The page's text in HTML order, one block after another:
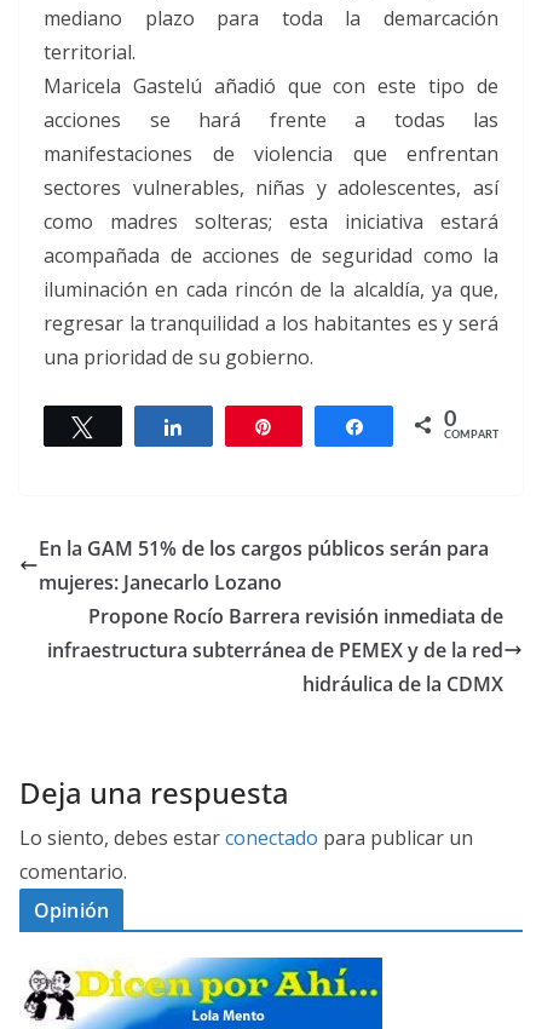
mediano plazo para toda la demarcación
territorial.
Maricela Gastelú añadió que con este tipo de
acciones se hará frente a todas las
manifestaciones de violencia que enfrentan
sectores vulnerables, niñas y adolescentes, así
como madres solteras; esta iniciativa estará
acompañada de acciones de seguridad como la
iluminación en cada rincón de la alcaldía, ya que,
regresar la tranquilidad a los habitantes es y será
una prioridad de su gobierno.
Twittear Compartir Compartir
0
COMPARTIR
En la GAM 51% de los cargos públicos serán para
mujeres: Janecarlo Lozano
Propone Rocío Barrera revisión inmediata de
infraestructura subterránea de PEMEX y de la red
hidráulica de la CDMX
Deja una respuesta
Lo siento, debes estarconectado para publicar un
comentario.
Opinión
I